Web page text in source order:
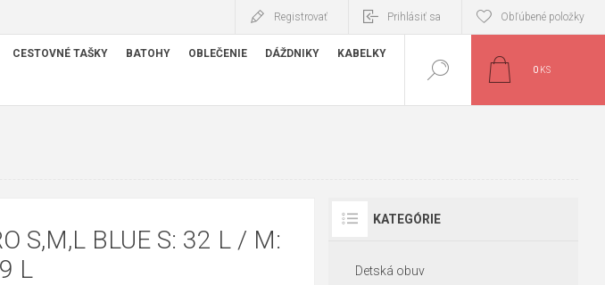
Registrovať Prihlásiť sa Obľúbené položky
CESTOVNÉ TAŠKY BATOHY OBLEČENIE DÁŽDNIKY KABELKY
0 KS
S,M,L BLUE S: 32 L / M:
L
KATEGÓRIE
Detská obuv